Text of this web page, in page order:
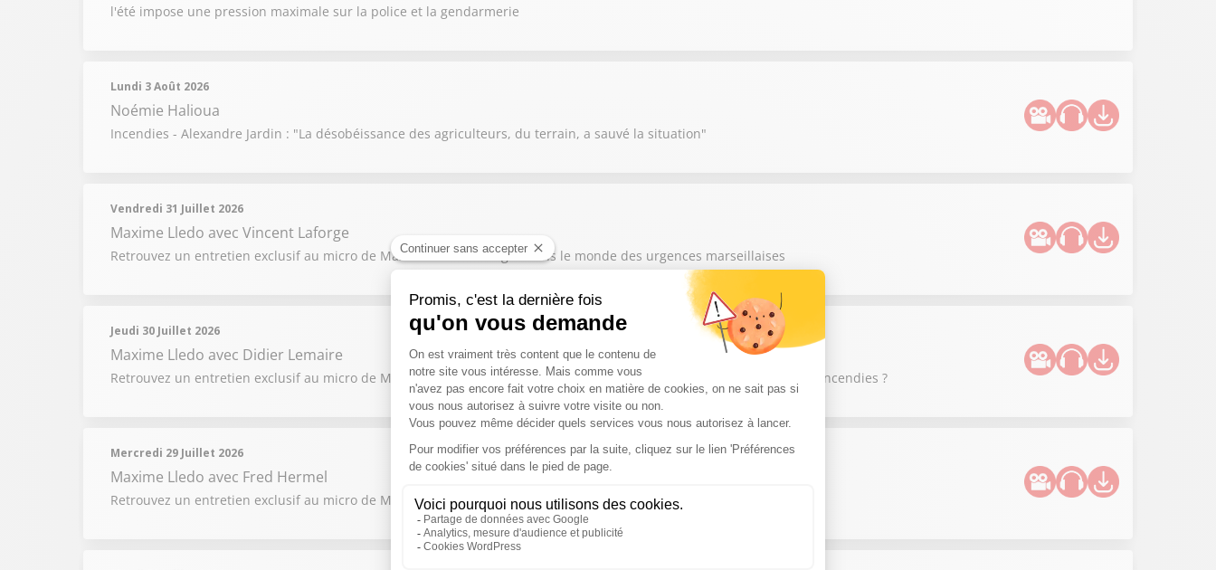
l'été impose une pression maximale sur la police et la gendarmerie
Lundi 3 Août 2026
Noémie Halioua
Incendies - Alexandre Jardin : "La désobéissance des agriculteurs, du terrain, a sauvé la situation"
Vendredi 31 Juillet 2026
Maxime Lledo avec Vincent Laforge
Retrouvez un entretien exclusif au micro de Maxime Lledo ! Plongée dans le monde des urgences marseillaises
Jeudi 30 Juillet 2026
Maxime Lledo avec Didier Lemaire
Retrouvez un entretien exclusif au micro de Maxime Lledo ! Les drones : la nouvelle révolution pour lutter contre les incendies ?
Mercredi 29 Juillet 2026
Maxime Lledo avec Fred Hermel
Retrouvez un entretien exclusif au micro de Maxime Lledo ! Retour sur l'arrivée de "ZZ" à la tête des Bleus